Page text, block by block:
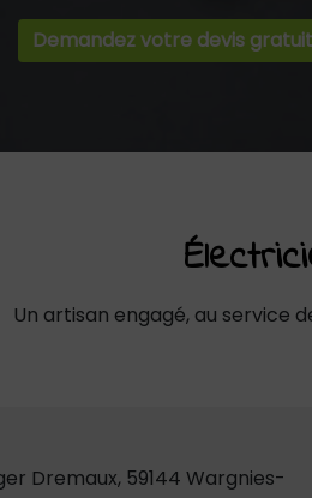
Demandez votre devis gratuit
Un artisan engagé, au service
Dremaux, 59144 Wargnies-